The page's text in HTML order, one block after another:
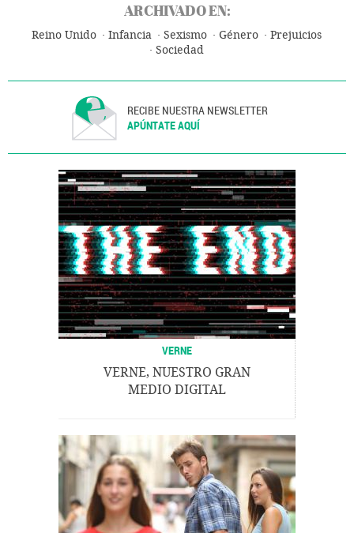
ARCHIVADO EN:
Reino Unido Infancia Sexismo Género
Prejuicios
Sociedad
RECIBE NUESTRA NEWSLETTER
APÚNTATE AQUÍ
VERNE
VERNE, NUESTRO GRAN
MEDIO DIGITAL